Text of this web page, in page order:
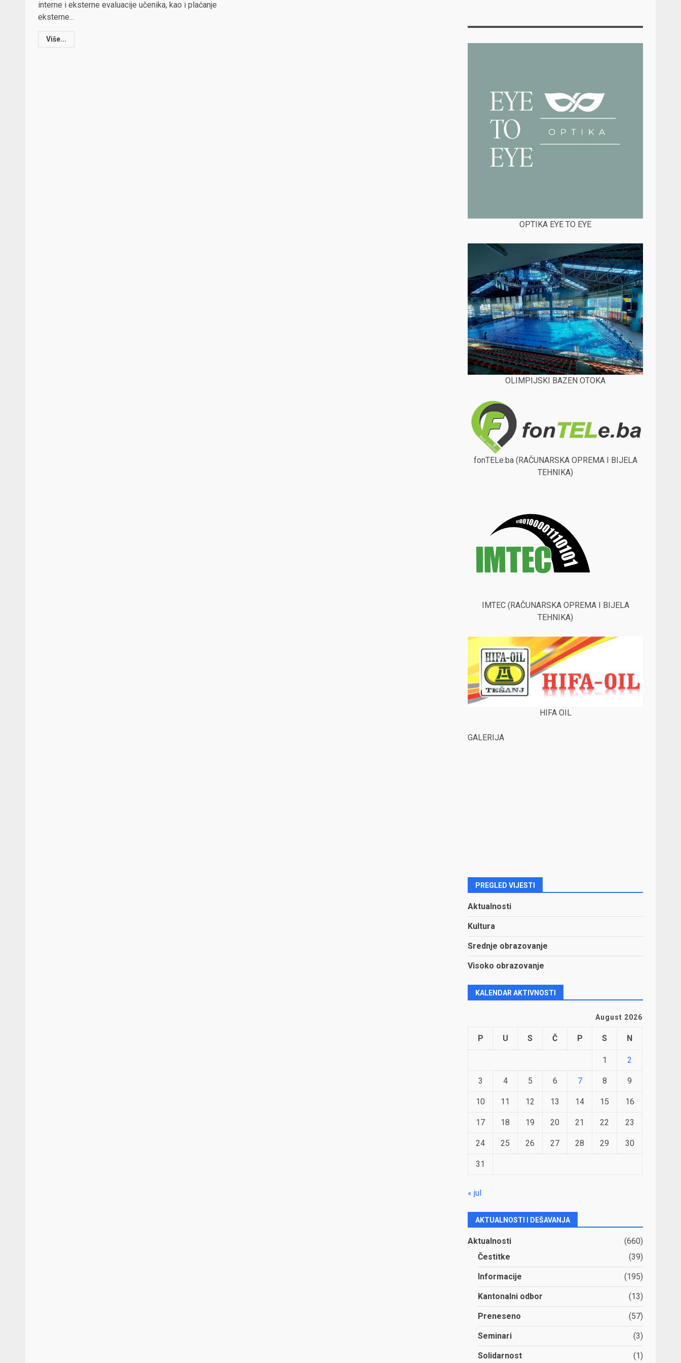
interne i eksterne evaluacije učenika, kao i plaćanje
eksterne...
Više...
OPTIKA EYE TO EYE
OLIMPIJSKI BAZEN OTOKA
fonTELe.ba (RAČUNARSKA OPREMA I BIJELA
TEHNIKA)
IMTEC (RAČUNARSKA OPREMA I BIJELA
TEHNIKA)
HIFA OIL
GALERIJA
PREGLED VIJESTI
Aktualnosti
Kultura
Srednje obrazovanje
Visoko obrazovanje
KALENDAR AKTIVNOSTI
August 2026
P U S Č P S N
1 2
3 4 5 6 7 8 9
10 11 12 13 14 15 16
17 18 19 20 21 22 23
24 25 26 27 28 29 30
31
« jul
AKTUALNOSTI I DEŠAVANJA
Aktualnosti
(660)
Čestitke
(39)
Informacije (195)
Kantonalni odbor (13)
Preneseno (57)
Seminari (3)
Solidarnost (1)